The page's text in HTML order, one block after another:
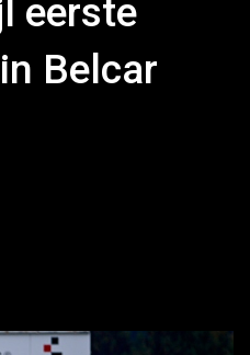
eerste
Belcar